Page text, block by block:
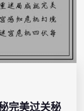
完美过关秘